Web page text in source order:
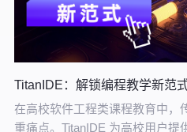
TitanIDE：解锁编程教学新范
在高校软件工程类课程教育中，
重痛点。TitanIDE 为高校用户提